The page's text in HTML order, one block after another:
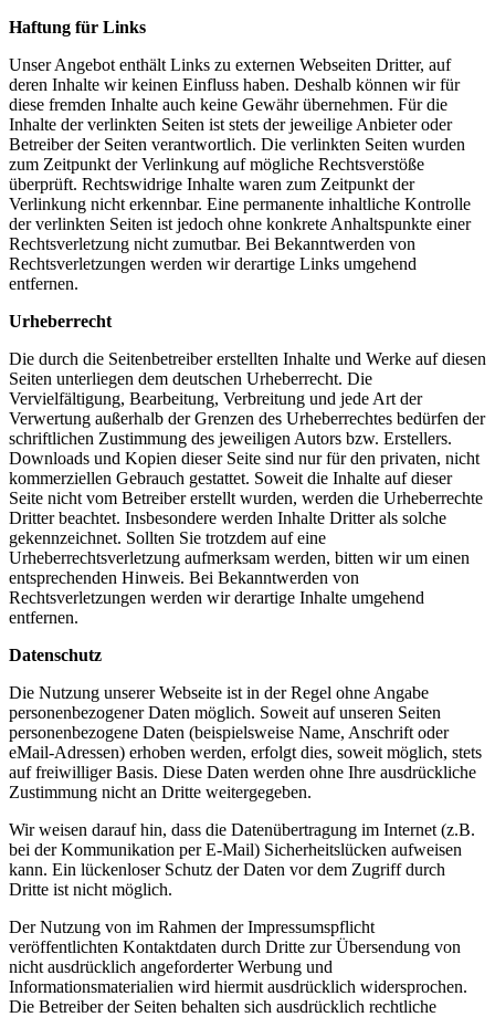
Haftung für Links
Unser Angebot enthält Links zu externen Webseiten Dritter, auf
deren Inhalte wir keinen Einfluss haben. Deshalb können wir für
diese fremden Inhalte auch keine Gewähr übernehmen. Für die
Inhalte der verlinkten Seiten ist stets der jeweilige Anbieter oder
Betreiber der Seiten verantwortlich. Die verlinkten Seiten wurden
zum Zeitpunkt der Verlinkung auf mögliche Rechtsverstöße
überprüft. Rechtswidrige Inhalte waren zum Zeitpunkt der
Verlinkung nicht erkennbar. Eine permanente inhaltliche Kontrolle
der verlinkten Seiten ist jedoch ohne konkrete Anhaltspunkte einer
Rechtsverletzung nicht zumutbar. Bei Bekanntwerden von
Rechtsverletzungen werden wir derartige Links umgehend
entfernen.
Urheberrecht
Die durch die Seitenbetreiber erstellten Inhalte und Werke auf diesen
Seiten unterliegen dem deutschen Urheberrecht. Die
Vervielfältigung, Bearbeitung, Verbreitung und jede Art der
Verwertung außerhalb der Grenzen des Urheberrechtes bedürfen der
schriftlichen Zustimmung des jeweiligen Autors bzw. Erstellers.
Downloads und Kopien dieser Seite sind nur für den privaten, nicht
kommerziellen Gebrauch gestattet. Soweit die Inhalte auf dieser
Seite nicht vom Betreiber erstellt wurden, werden die Urheberrechte
Dritter beachtet. Insbesondere werden Inhalte Dritter als solche
gekennzeichnet. Sollten Sie trotzdem auf eine
Urheberrechtsverletzung aufmerksam werden, bitten wir um einen
entsprechenden Hinweis. Bei Bekanntwerden von
Rechtsverletzungen werden wir derartige Inhalte umgehend
entfernen.
Datenschutz
Die Nutzung unserer Webseite ist in der Regel ohne Angabe
personenbezogener Daten möglich. Soweit auf unseren Seiten
personenbezogene Daten (beispielsweise Name, Anschrift oder
eMail-Adressen) erhoben werden, erfolgt dies, soweit möglich, stets
auf freiwilliger Basis. Diese Daten werden ohne Ihre ausdrückliche
Zustimmung nicht an Dritte weitergegeben.
Wir weisen darauf hin, dass die Datenübertragung im Internet (z.B.
bei der Kommunikation per E-Mail) Sicherheitslücken aufweisen
kann. Ein lückenloser Schutz der Daten vor dem Zugriff durch
Dritte ist nicht möglich.
Der Nutzung von im Rahmen der Impressumspflicht
veröffentlichten Kontaktdaten durch Dritte zur Übersendung von
nicht ausdrücklich angeforderter Werbung und
Informationsmaterialien wird hiermit ausdrücklich widersprochen.
Die Betreiber der Seiten behalten sich ausdrücklich rechtliche